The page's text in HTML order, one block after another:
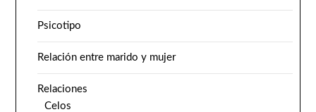
Psicotipo
Relación entre marido y mujer
Relaciones
Celos